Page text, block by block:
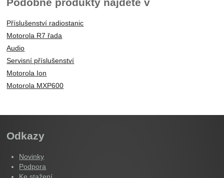
Příslušenství radiostanic
Motorola R7 řada
Audio
Servisní příslušenství
Motorola Ion
Motorola MXP600
Odkazy
Novinky
Podpora